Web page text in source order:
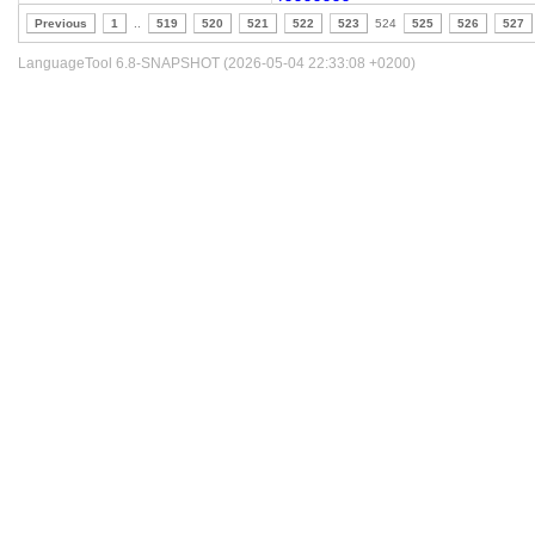
Previous 1 519 520 521 522 523 524 525 526 527
LanguageTool 6.8-SNAPSHOT (2026-05-04 22:33:08 +0200)